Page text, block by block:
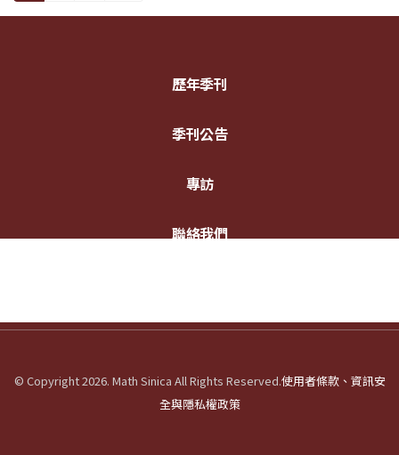
歷年季刊
季刊公告
專訪
聯絡我們
© Copyright 2026. Math Sinica All Rights Reserved.使用者條款、資訊安
全與隱私權政策